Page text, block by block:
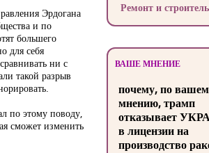
Эрдогана
и по
большего
для себя
ни с
такой разрыв
по этому поводу,
сможет изменить
Ремонт и
ВАШЕ МНЕНИЕ
почему, по
мнению, трамп
отказывает
в лицензии на
производство